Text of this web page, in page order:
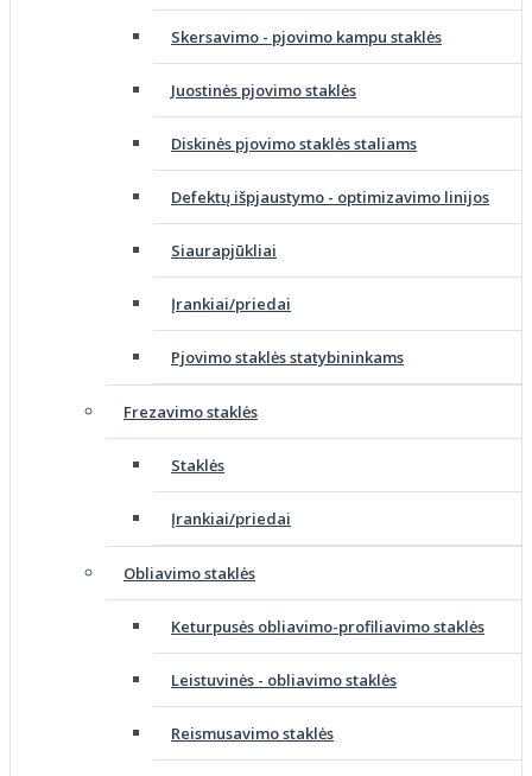
Skersavimo - pjovimo kampu staklės
Juostinės pjovimo staklės
Diskinės pjovimo staklės staliams
Defektų išpjaustymo - optimizavimo linijos
Siaurapjūkliai
Įrankiai/priedai
Pjovimo staklės statybininkams
Frezavimo staklės
Staklės
Įrankiai/priedai
Obliavimo staklės
Keturpusės obliavimo-profiliavimo staklės
Leistuvinės - obliavimo staklės
Reismusavimo staklės